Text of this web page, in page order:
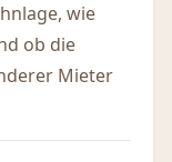
wie
ob die
Mieter